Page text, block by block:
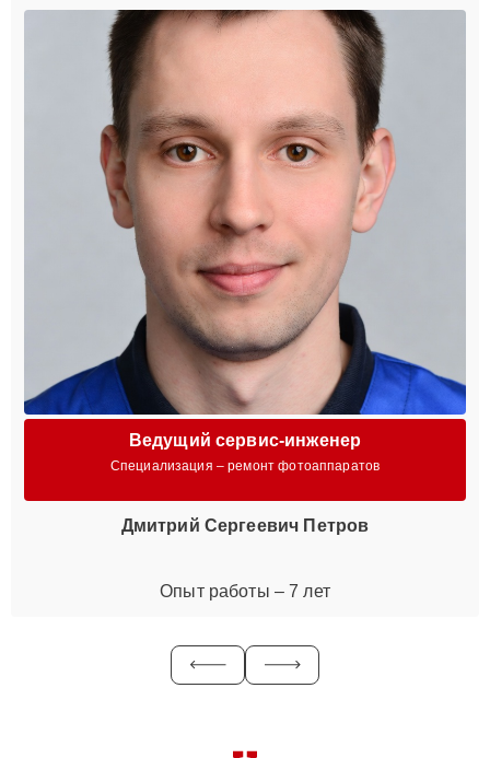
Ведущий сервис-инженер
Специализация – ремонт фотоаппаратов
Дмитрий Сергеевич Петров
Опыт работы – 7 лет